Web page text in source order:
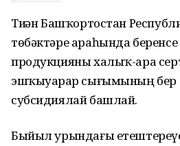
Тиҙҙән Башҡортостан
төбәктәре араһында
продукцияны халыҡ-ара
эшҡыуарҙар сығымының
субсидиялай башлай.
Быйыл урындағы